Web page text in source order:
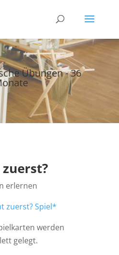
Übungen - 36
erlernen
zuerst? Spiel*
werden
gelegt.